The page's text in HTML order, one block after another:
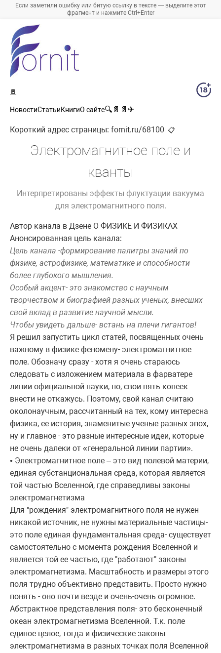
Если заметили ошибку или битую ссылку в тексте — выделите этот
фрагмент и нажмите Ctrl+Enter
🚪
НовостиСтатьиКнигиО сайте🔍 📄 📄 ✈
Короткий адрес страницы: fornit.ru/68100 📋
Электромагнитное поле и
кванты
Интерпретированы эффекты флуктуации вакуума
для электромагнитного поля.
Автор канала в Дзене О ФИЗИКЕ И ФИЗИКАХ
Анонсированная цель канала:
Цель канала -формирование палитры знаний по
физике, астрофизике, математике и способности
более глубокого мышления.
Особый акцент- это знакомство с научным
творчеством и биографией разных ученых, внесших
свой вклад в развитие научной мысли.
Чтобы увидеть дальше- встань на плечи гигантов!
Я решил запустить цикл статей, посвященных очень
важному в физике феномену- электромагнитное
поле. Обозначу сразу - хотя я очень стараюсь
следовать с изложением материала в фарватере
линии официальной науки, но, свои пять копеек
внести не откажусь. Поэтому, свой канал считаю
околонаучным, рассчитанный на тех, кому интересна
физика, ее история, знаменитые ученые разных эпох,
ну и главное - это разные интересные идеи, которые
не очень далеки от «генеральной линии партии».
• Электромагнитное поле – это вид полевой материи,
единая субстанциональная среда, которая является
той частью Вселенной, где справедливы законы
электромагнетизма
Для "рождения" электромагнитного поля не нужен
никакой источник, не нужны материальные частицы-
это поле единая фундаментальная среда- существует
самостоятельно с момента рождения Вселенной и
является той ее частью, где "работают" законы
электромагнетизма. Масштабность и размеры этого
поля трудно объективно представить. Просто нужно
понять - оно почти везде и очень-очень огромное.
Абстрактное представления поля- это бесконечный
океан электромагнетизма Вселенной. Т.к. поле
единое целое, тогда и физические законы
электромагнетизма в разных точках поля Вселенной